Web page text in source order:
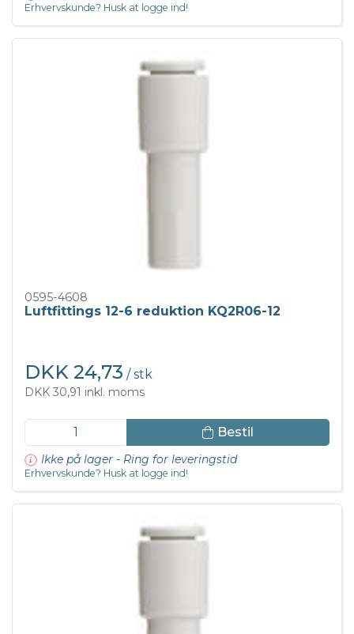
Erhvervskunde? Husk at logge ind!
0595-4608
Luftfittings 12-6 reduktion KQ2R06-12
DKK 24,73 / stk
DKK 30,91 inkl. moms
Bestil
Ikke på lager - Ring for leveringstid
Erhvervskunde? Husk at logge ind!